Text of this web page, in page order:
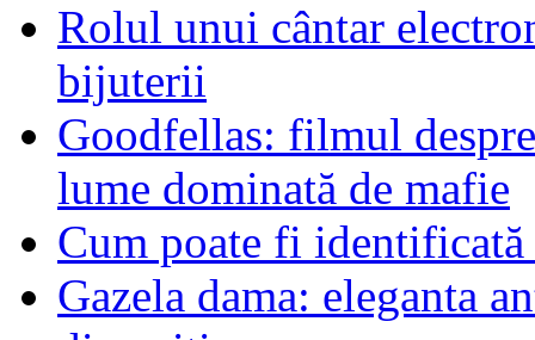
Rolul unui cântar
bijuterii
Goodfellas: filmul
lume dominată de mafie
Cum poate fi identificată
Gazela dama: eleganta